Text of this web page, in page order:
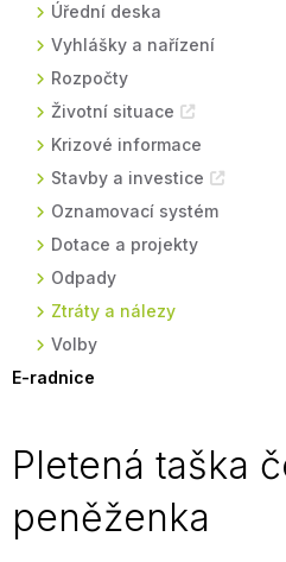
Úřední deska
Vyhlášky a nařízení
Rozpočty
Životní situace
Krizové informace
Stavby a investice
Oznamovací systém
Dotace a projekty
Odpady
Ztráty a nálezy
Volby
E-radnice
Pletená taška
peněženka